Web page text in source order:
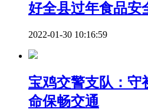
好全县过年食品安
2022-01-30 10:16:59
宝鸡交警支队：守
命保畅交通